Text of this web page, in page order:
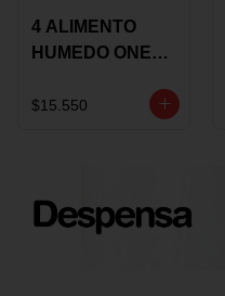
4 ALIMENTO
HUMEDO ONE
85 GRS
$15.550